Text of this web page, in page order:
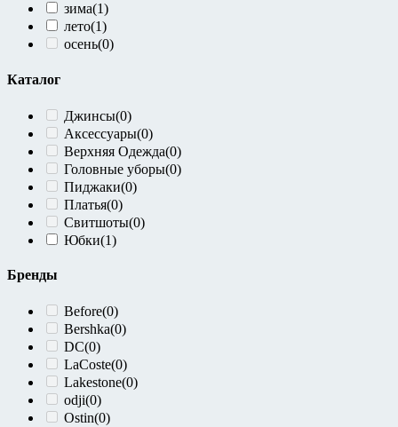
зима(1)
лето(1)
осень(0)
Каталог
Джинсы(0)
Аксессуары(0)
Верхняя Одежда(0)
Головные уборы(0)
Пиджаки(0)
Платья(0)
Свитшоты(0)
Юбки(1)
Бренды
Before(0)
Bershka(0)
DC(0)
LaCoste(0)
Lakestone(0)
odji(0)
Ostin(0)